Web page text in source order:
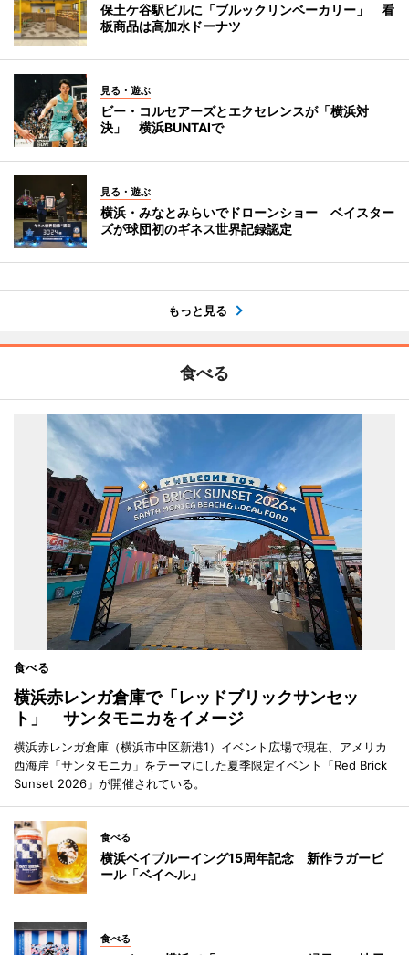
保土ケ谷駅ビルに「ブルックリンベーカリー」 看
板商品は高加水ドーナツ
見る・遊ぶ
ビー・コルセアーズとエクセレンスが「横浜対
決」 横浜BUNTAIで
見る・遊ぶ
横浜・みなとみらいでドローンショー ベイスター
ズが球団初のギネス世界記録認定
もっと見る
食べる
食べる
横浜赤レンガ倉庫で「レッドブリックサンセッ
ト」 サンタモニカをイメージ
横浜赤レンガ倉庫（横浜市中区新港1）イベント広場で現在、アメリカ
西海岸「サンタモニカ」をテーマにした夏季限定イベント「Red Brick
Sunset 2026」が開催されている。
食べる
横浜ベイブルーイング15周年記念 新作ラガービ
ール「ベイヘル」
食べる